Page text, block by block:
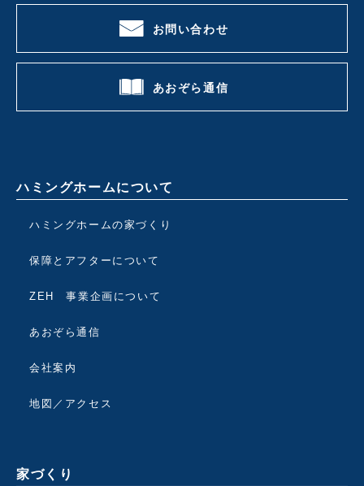
お問い合わせ
あおぞら通信
ハミングホームについて
ハミングホームの家づくり
保障とアフターについて
ZEH 事業企画について
あおぞら通信
会社案内
地図／アクセス
家づくり